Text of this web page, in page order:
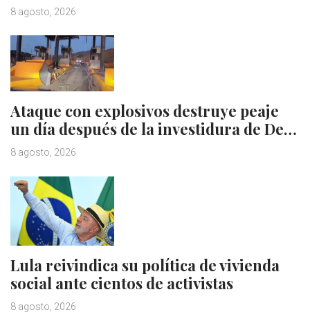
8 agosto, 2026
Ataque con explosivos destruye peaje
un día después de la investidura de De…
8 agosto, 2026
Lula reivindica su política de vivienda
social ante cientos de activistas
8 agosto, 2026